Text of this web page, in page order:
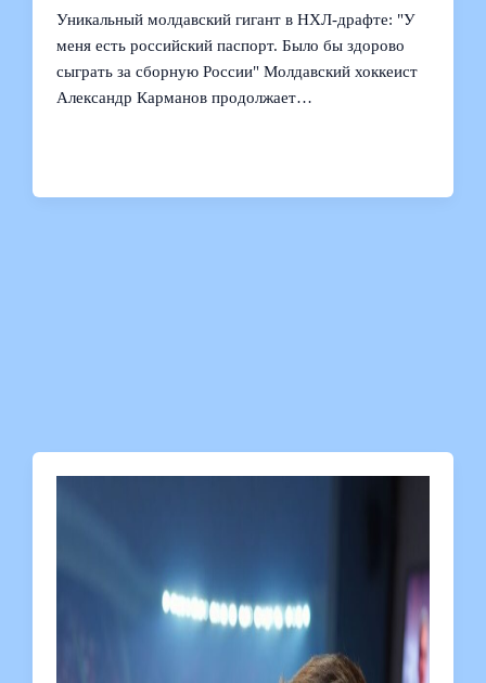
Уникальный молдавский гигант в НХЛ-драфте: "У
меня есть российский паспорт. Было бы здорово
сыграть за сборную России" Молдавский хоккеист
Александр Карманов продолжает…